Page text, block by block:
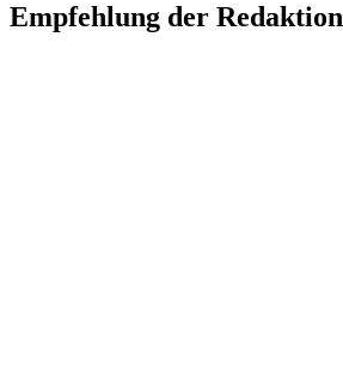
Empfehlung der Redaktion